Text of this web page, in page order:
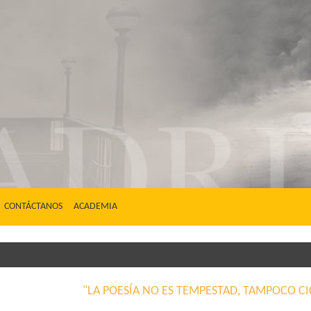
CONTÁCTANOS ACADEMIA
"LA POESÍA NO ES TEMPESTAD, TAMPOCO